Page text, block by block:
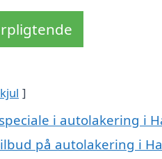
i autolakering i
på autolakering i